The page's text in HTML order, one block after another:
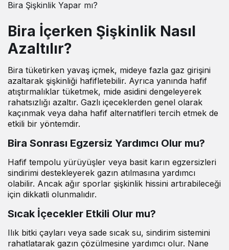
Bira Şişkinlik Yapar mı?
Bira İçerken Şişkinlik Nasıl
Azaltılır?
Bira tüketirken yavaş içmek, mideye fazla gaz girişini
azaltarak şişkinliği hafifletebilir. Ayrıca yanında hafif
atıştırmalıklar tüketmek, mide asidini dengeleyerek
rahatsızlığı azaltır. Gazlı içeceklerden genel olarak
kaçınmak veya daha hafif alternatifleri tercih etmek de
etkili bir yöntemdir.
Bira Sonrası Egzersiz Yardımcı Olur mu?
Hafif tempolu yürüyüşler veya basit karın egzersizleri
sindirimi destekleyerek gazın atılmasına yardımcı
olabilir. Ancak ağır sporlar şişkinlik hissini artırabileceği
için dikkatli olunmalıdır.
Sıcak İçecekler Etkili Olur mu?
Ilık bitki çayları veya sade sıcak su, sindirim sistemini
rahatlatarak gazın çözülmesine yardımcı olur. Nane